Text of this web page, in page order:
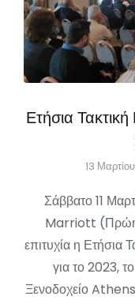
Ετήσια
13
Σάββατο 11
Marriott
επιτυχία η Ετήσια
για το 2023,
Ξενοδοχείο